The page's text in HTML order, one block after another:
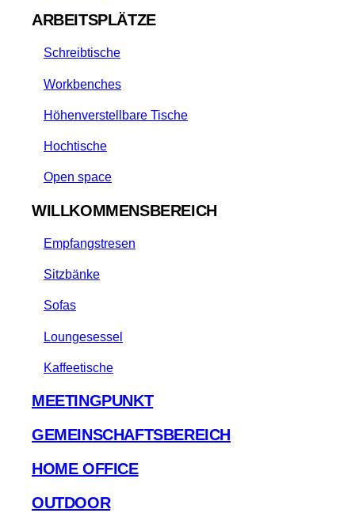
ARBEITSPLÄTZE
Schreibtische
Workbenches
Höhenverstellbare Tische
Hochtische
Open space
WILLKOMMENSBEREICH
Empfangstresen
Sitzbänke
Sofas
Loungesessel
Kaffeetische
MEETINGPUNKT
GEMEINSCHAFTSBEREICH
HOME OFFICE
OUTDOOR